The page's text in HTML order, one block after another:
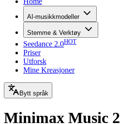
AI-musikkmodeller
Stemme & Verktøy
Seedance 2.0HOT
Priser
Utforsk
Mine Kreasjoner
Bytt språk
Minimax Music